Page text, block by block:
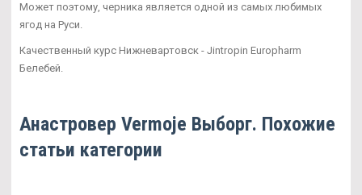
Может поэтому, черника является одной из самых любимых
ягод на Руси.
Качественный курс Нижневартовск - Jintropin Europharm
Белебей.
Анастровер Vermoje Выборг. Похожие
статьи категории